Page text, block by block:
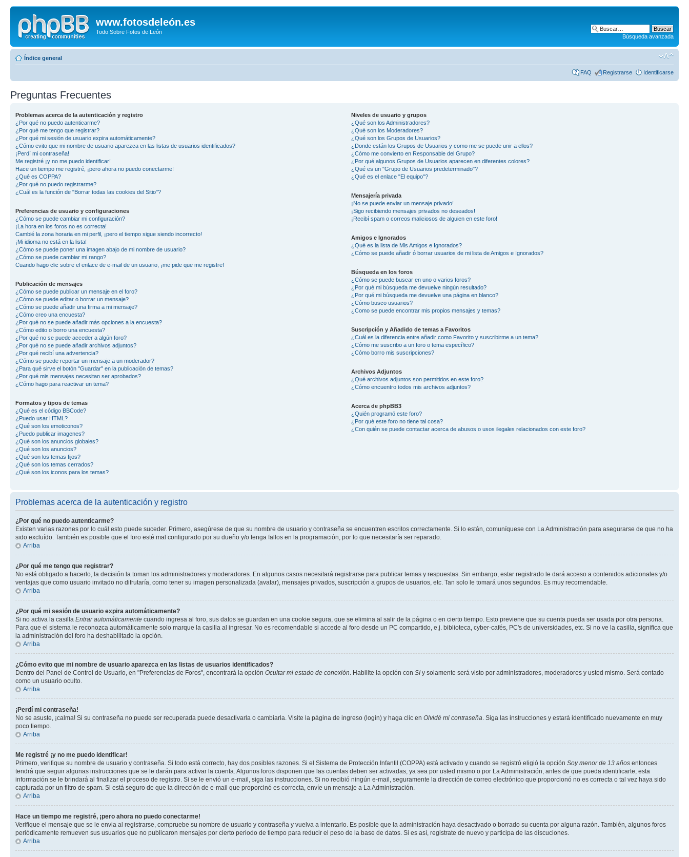
www.fotosdeleón.es
Todo Sobre Fotos de León
Búsqueda avanzada
Índice general
FAQ Registrarse Identificarse
Preguntas Frecuentes
Problemas acerca de la autenticación y registro
¿Por qué no puedo autenticarme?
¿Por qué me tengo que registrar?
¿Por qué mi sesión de usuario expira automáticamente?
¿Cómo evito que mi nombre de usuario aparezca en las listas de usuarios identificados?
¡Perdí mi contraseña!
Me registré ¡y no me puedo identificar!
Hace un tiempo me registré, ¡pero ahora no puedo conectarme!
¿Qué es COPPA?
¿Por qué no puedo registrarme?
¿Cuál es la función de "Borrar todas las cookies del Sitio"?
Preferencias de usuario y configuraciones
¿Cómo se puede cambiar mi configuración?
¡La hora en los foros no es correcta!
Cambié la zona horaria en mi perfil, ¡pero el tiempo sigue siendo incorrecto!
¡Mi idioma no está en la lista!
¿Cómo se puede poner una imagen abajo de mi nombre de usuario?
¿Cómo se puede cambiar mi rango?
Cuando hago clic sobre el enlace de e-mail de un usuario, ¡me pide que me registre!
Publicación de mensajes
¿Cómo se puede publicar un mensaje en el foro?
¿Cómo se puede editar o borrar un mensaje?
¿Cómo se puede añadir una firma a mi mensaje?
¿Cómo creo una encuesta?
¿Por qué no se puede añadir más opciones a la encuesta?
¿Cómo edito o borro una encuesta?
¿Por qué no se puede acceder a algún foro?
¿Por qué no se puede añadir archivos adjuntos?
¿Por qué recibí una advertencia?
¿Cómo se puede reportar un mensaje a un moderador?
¿Para qué sirve el botón "Guardar" en la publicación de temas?
¿Por qué mis mensajes necesitan ser aprobados?
¿Cómo hago para reactivar un tema?
Formatos y tipos de temas
¿Qué es el código BBCode?
¿Puedo usar HTML?
¿Qué son los emoticonos?
¿Puedo publicar imagenes?
¿Qué son los anuncios globales?
¿Qué son los anuncios?
¿Qué son los temas fijos?
¿Qué son los temas cerrados?
¿Qué son los iconos para los temas?
Niveles de usuario y grupos
¿Qué son los Administradores?
¿Qué son los Moderadores?
¿Qué son los Grupos de Usuarios?
¿Donde están los Grupos de Usuarios y como me se puede unir a ellos?
¿Cómo me convierto en Responsable del Grupo?
¿Por qué algunos Grupos de Usuarios aparecen en diferentes colores?
¿Qué es un "Grupo de Usuarios predeterminado"?
¿Qué es el enlace "El equipo"?
Mensajería privada
¡No se puede enviar un mensaje privado!
¡Sigo recibiendo mensajes privados no deseados!
¡Recibí spam o correos maliciosos de alguien en este foro!
Amigos e Ignorados
¿Qué es la lista de Mis Amigos e Ignorados?
¿Cómo se puede añadir ó borrar usuarios de mi lista de Amigos e Ignorados?
Búsqueda en los foros
¿Cómo se puede buscar en uno o varios foros?
¿Por qué mi búsqueda me devuelve ningún resultado?
¿Por qué mi búsqueda me devuelve una página en blanco?
¿Cómo busco usuarios?
¿Como se puede encontrar mis propios mensajes y temas?
Suscripción y Añadido de temas a Favoritos
¿Cuál es la diferencia entre añadir como Favorito y suscribirme a un tema?
¿Cómo me suscribo a un foro o tema específico?
¿Cómo borro mis suscripciones?
Archivos Adjuntos
¿Qué archivos adjuntos son permitidos en este foro?
¿Cómo encuentro todos mis archivos adjuntos?
Acerca de phpBB3
¿Quién programó este foro?
¿Por qué este foro no tiene tal cosa?
¿Con quién se puede contactar acerca de abusos o usos ilegales relacionados con este foro?
Problemas acerca de la autenticación y registro
¿Por qué no puedo autenticarme?
Existen varias razones por lo cuál esto puede suceder. Primero, asegúrese de que su nombre de usuario y contraseña se encuentren escritos correctamente. Si lo están, comuníquese con La Administración para asegurarse de que no ha
sido excluído. También es posible que el foro esté mal configurado por su dueño y/o tenga fallos en la programación, por lo que necesitaría ser reparado.
Arriba
¿Por qué me tengo que registrar?
No está obligado a hacerlo, la decisión la toman los administradores y moderadores. En algunos casos necesitará registrarse para publicar temas y respuestas. Sin embargo, estar registrado le dará acceso a contenidos adicionales y/o
ventajas que como usuario invitado no difrutaría, como tener su imagen personalizada (avatar), mensajes privados, suscripción a grupos de usuarios, etc. Tan solo le tomará unos segundos. Es muy recomendable.
Arriba
¿Por qué mi sesión de usuario expira automáticamente?
Si no activa la casilla Entrar automáticamente cuando ingresa al foro, sus datos se guardan en una cookie segura, que se elimina al salir de la página o en cierto tiempo. Esto previene que su cuenta pueda ser usada por otra persona.
Para que el sistema le reconozca automáticamente solo marque la casilla al ingresar. No es recomendable si accede al foro desde un PC compartido, e.j. biblioteca, cyber-cafés, PC's de universidades, etc. Si no ve la casilla, significa que
la administración del foro ha deshabilitado la opción.
Arriba
¿Cómo evito que mi nombre de usuario aparezca en las listas de usuarios identificados?
Dentro del Panel de Control de Usuario, en "Preferencias de Foros", encontrará la opción Ocultar mi estado de conexión . Habilite la opción con SI y solamente será visto por administradores, moderadores y usted mismo. Será contado
como un usuario oculto.
Arriba
¡Perdí mi contraseña!
No se asuste, ¡calma! Si su contraseña no puede ser recuperada puede desactivarla o cambiarla. Visite la página de ingreso (login) y haga clic en Olvidé mi contraseña . Siga las instrucciones y estará identificado nuevamente en muy
poco tiempo.
Arriba
Me registré ¡y no me puedo identificar!
Primero, verifique su nombre de usuario y contraseña. Si todo está correcto, hay dos posibles razones. Si el Sistema de Protección Infantil (COPPA) está activado y cuando se registró eligió la opción Soy menor de 13 años entonces
tendrá que seguir algunas instrucciones que se le darán para activar la cuenta. Algunos foros disponen que las cuentas deben ser activadas, ya sea por usted mismo o por La Administración, antes de que pueda identificarte; esta
información se le brindará al finalizar el proceso de registro. Si se le envió un e-mail, siga las instrucciones. Si no recibió ningún e-mail, seguramente la dirección de correo electrónico que proporcionó no es correcta o tal vez haya sido
capturada por un filtro de spam. Si está seguro de que la dirección de e-mail que proporcinó es correcta, envíe un mensaje a La Administración.
Arriba
Hace un tiempo me registré, ¡pero ahora no puedo conectarme!
Verifique el mensaje que se le envia al registrarse, compruebe su nombre de usuario y contraseña y vuelva a intentarlo. Es posible que la administración haya desactivado o borrado su cuenta por alguna razón. También, algunos foros
periódicamente remueven sus usuarios que no publicaron mensajes por cierto periodo de tiempo para reducir el peso de la base de datos. Si es así, registrate de nuevo y participa de las discuciones.
Arriba